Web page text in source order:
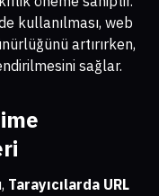
kullanılması, web
artırırken,
sağlar.
Tarayıcılarda URL